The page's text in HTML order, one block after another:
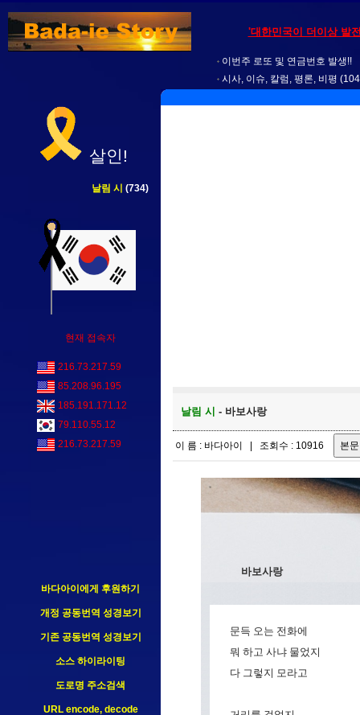
'대한민국이 더이상 발
이번주 로또 및 연금번호 발생!!
시사, 이슈, 칼럼, 평론, 비평
살인!
날림 시 (734)
현재 접속자
216.73.217.59
85.208.96.195
185.191.171.12
79.110.55.12
216.73.217.59
바다아이에게 후원하기
개정 공동번역 성경보기
기존 공동번역 성경보기
소스 하이라이팅
도로명 주소검색
URL encode, decode
날림 시 - 바보사랑
이 름 : 바다아이 | 조회수 : 10916
바보사랑
문득 오는 전화에
뭐 하고 사냐 물었지
다 그렇지 모라고